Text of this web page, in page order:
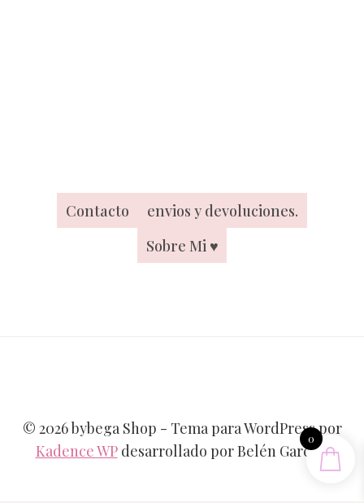
Contacto
envios y devoluciones.
Sobre Mi ♥
© 2026 bybega Shop - Tema para WordPress por
Kadence WPdesarrollado por Belén García .
0